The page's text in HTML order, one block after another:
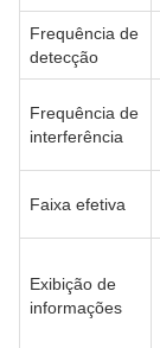
Frequência de
detecção
Frequência de
interferência
Faixa efetiva
Exibição de
informações